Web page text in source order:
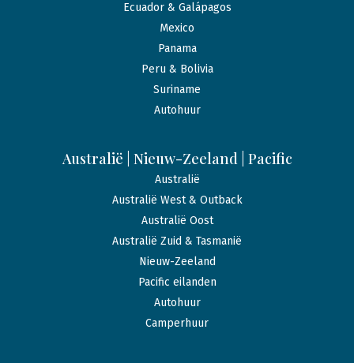
Ecuador & Galápagos
Mexico
Panama
Peru & Bolivia
Suriname
Autohuur
Australië | Nieuw-Zeeland | Pacific
Australië
Australië West & Outback
Australië Oost
Australië Zuid & Tasmanië
Nieuw-Zeeland
Pacific eilanden
Autohuur
Camperhuur